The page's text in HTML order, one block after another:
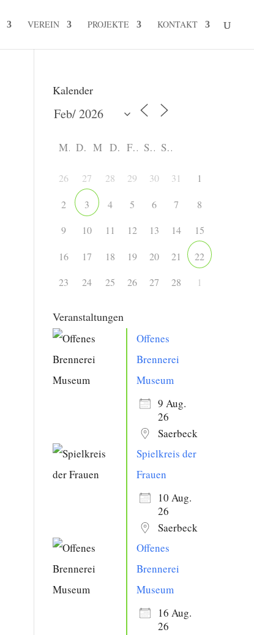
VEREIN PROJEKTE KONTAKT
Kalender
M D M D F S S
26 27 28 29 30 31 1
2 3 4 5 6 7 8
9 10 11 12 13 14 15
16 17 18 19 20 21
22
23
24 25 26 27 28 1
Veranstaltungen
Offenes
Brennerei
Museum
9 Aug.
26
Saerbeck
Spielkreis der
Frauen
10 Aug.
26
Saerbeck
Offenes
Brennerei
Museum
16 Aug.
26